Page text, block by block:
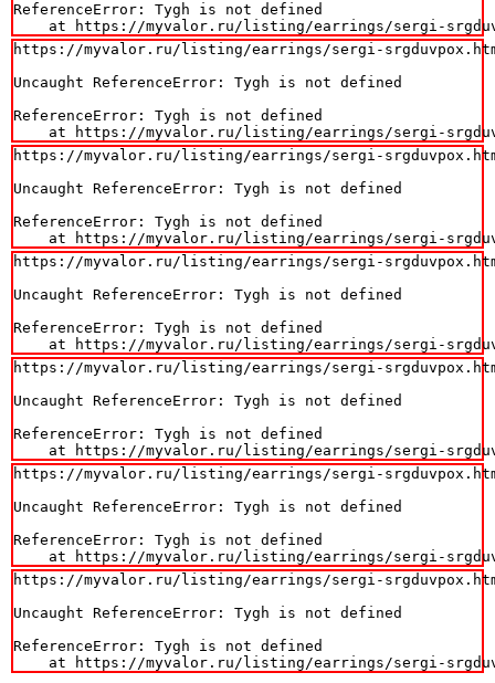
ReferenceError: Tygh is not defined
at https://myvalor.ru/listing/earrings/sergi-
https://myvalor.ru/listing/earrings/sergi-
Uncaught ReferenceError: Tygh is not defined
ReferenceError: Tygh is not defined
at https://myvalor.ru/listing/earrings/sergi-
https://myvalor.ru/listing/earrings/sergi-
Uncaught ReferenceError: Tygh is not defined
ReferenceError: Tygh is not defined
at https://myvalor.ru/listing/earrings/sergi-
https://myvalor.ru/listing/earrings/sergi-
Uncaught ReferenceError: Tygh is not defined
ReferenceError: Tygh is not defined
at https://myvalor.ru/listing/earrings/sergi-
https://myvalor.ru/listing/earrings/sergi-
Uncaught ReferenceError: Tygh is not defined
ReferenceError: Tygh is not defined
at https://myvalor.ru/listing/earrings/sergi-
https://myvalor.ru/listing/earrings/sergi-
Uncaught ReferenceError: Tygh is not defined
ReferenceError: Tygh is not defined
at https://myvalor.ru/listing/earrings/sergi-
https://myvalor.ru/listing/earrings/sergi-
Uncaught ReferenceError: Tygh is not defined
ReferenceError: Tygh is not defined
at https://myvalor.ru/listing/earrings/sergi-